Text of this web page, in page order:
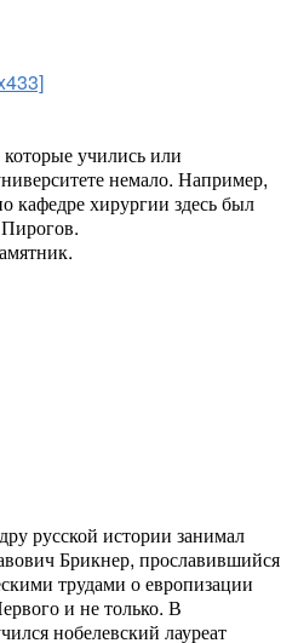
учились или
немало. Например,
кафедре хирургии здесь был
русской истории занимал
Брикнер, прославившийся
трудами о европизации
и не только. В
нобелевский лауреат